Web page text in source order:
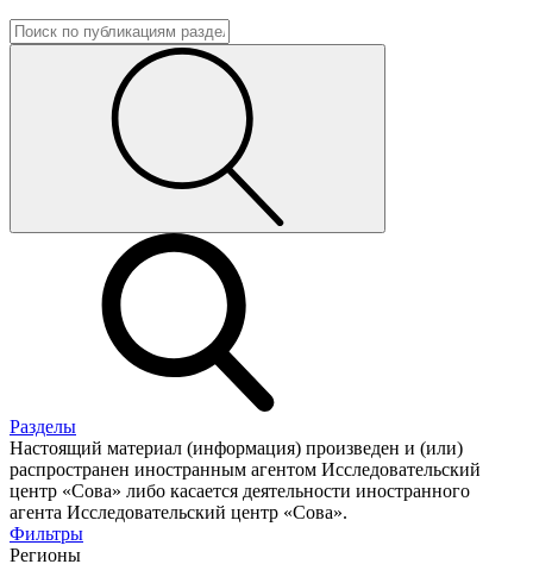
Разделы
Настоящий материал (информация) произведен и (или)
распространен иностранным агентом Исследовательский
центр «Сова» либо касается деятельности иностранного
агента Исследовательский центр «Сова».
Фильтры
Регионы